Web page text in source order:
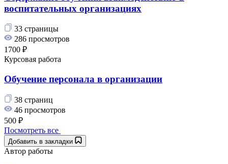
воспитательных организациях
33 страницы
286 просмотров
1700 ₽
Курсовая работа
Обучение персонала в организации
38 страниц
46 просмотров
500 ₽
Посмотреть все
Добавить в закладки
Автор работы